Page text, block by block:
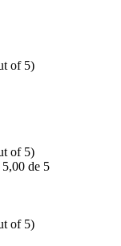
of 5)
of 5)
of 5)